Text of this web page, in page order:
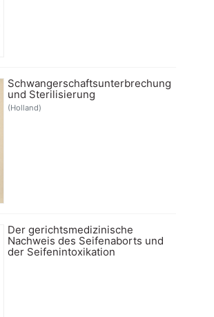
Schwangerschaftsunterbrechung
und Sterilisierung
(Holland)
Der gerichtsmedizinische
Nachweis des Seifenaborts und
der Seifenintoxikation